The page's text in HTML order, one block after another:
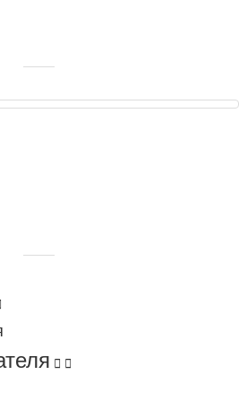
 